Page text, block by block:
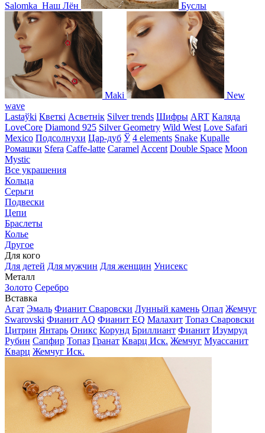
Salomka Наш Лён Буслы
Maki
New
wave
Lastaўki Кветкі Асветнiк Silver trends Шифры ART Каляда
LoveCore Diamond 925 Silver Geometry Wild West Love Safari
Mexico Подсолнухи Цар-дуб Ў 4 elements Snake Kupalle
Ромашки Sfera Caffe-latte Caramel Accent Double Space Moon
Mystic
Все украшения
Кольца
Серьги
Подвески
Цепи
Браслеты
Колье
Другое
Для кого
Для детей Для мужчин Для женщин Унисекс
Металл
Золото Серебро
Вставка
Агат Эмаль Фианит Сваровски Лунный камень Опал Жемчуг
Swarovski Фианит AQ Фианит EQ Малахит Топаз Сваровски
Цитрин Янтарь Оникс Корунд Бриллиант Фианит Изумруд
Рубин Сапфир Топаз Гранат Кварц Иск. Жемчуг Муассанит
Кварц Жемчуг Иск.